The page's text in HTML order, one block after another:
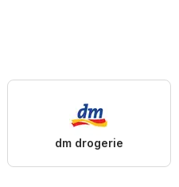
dm drogerie